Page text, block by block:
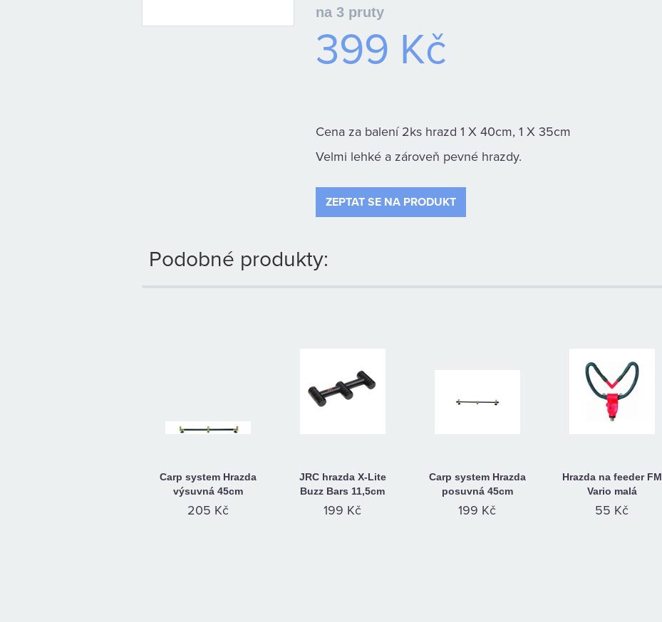
na 3 pruty
399 Kč
Cena za balení 2ks hrazd 1 X 40cm, 1 X 35cm
Velmi lehké a zároveň pevné hrazdy.
ZEPTAT SE NA PRODUKT
Podobné produkty:
Carp system Hrazda
výsuvná 45cm
205 Kč
JRC hrazda X-Lite
Buzz Bars 11,5cm
199 Kč
Carp system Hrazda
posuvná 45cm
199 Kč
Hrazda na feeder FM
Vario malá
55 Kč